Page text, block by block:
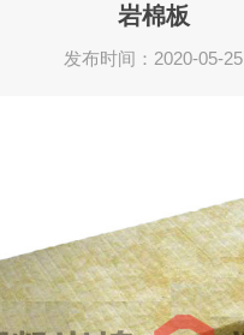
岩棉板
发布时间：2020-05-25